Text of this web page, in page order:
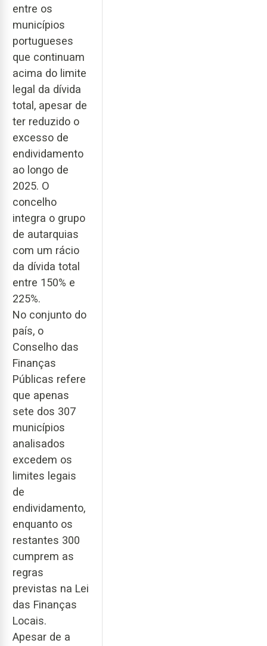
entre os
municípios
portugueses
que continuam
acima do limite
legal da dívida
total, apesar de
ter reduzido o
excesso de
endividamento
ao longo de
2025. O
concelho
integra o grupo
de autarquias
com um rácio
da dívida total
entre 150% e
225%.
No conjunto do
país, o
Conselho das
Finanças
Públicas refere
que apenas
sete dos 307
municípios
analisados
excedem os
limites legais
de
endividamento,
enquanto os
restantes 300
cumprem as
regras
previstas na Lei
das Finanças
Locais.
Apesar de a